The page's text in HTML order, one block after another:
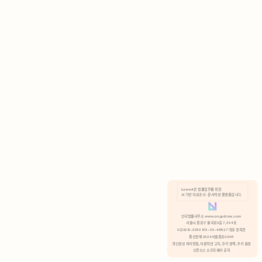
분석 쿠키 허용
Lawvot은 법률업무를 위한
AI 기반 자료조사 · 문서작성 플랫폼입니다.
안국법률사무소 www.anguklaw.com
서울시 종로구 율곡로2길 7, 304호
02)3210-3330 105-05-48527 대표 정희찬
통신판매 2024서울종로0248
개인정보 처리방침, 이용약관 고지, 쿠키 정책, 쿠키 설정
오픈소스 소프트웨어 공지